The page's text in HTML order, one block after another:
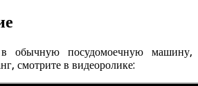
обычную посудомоечную машину,
смотрите в видеоролике: